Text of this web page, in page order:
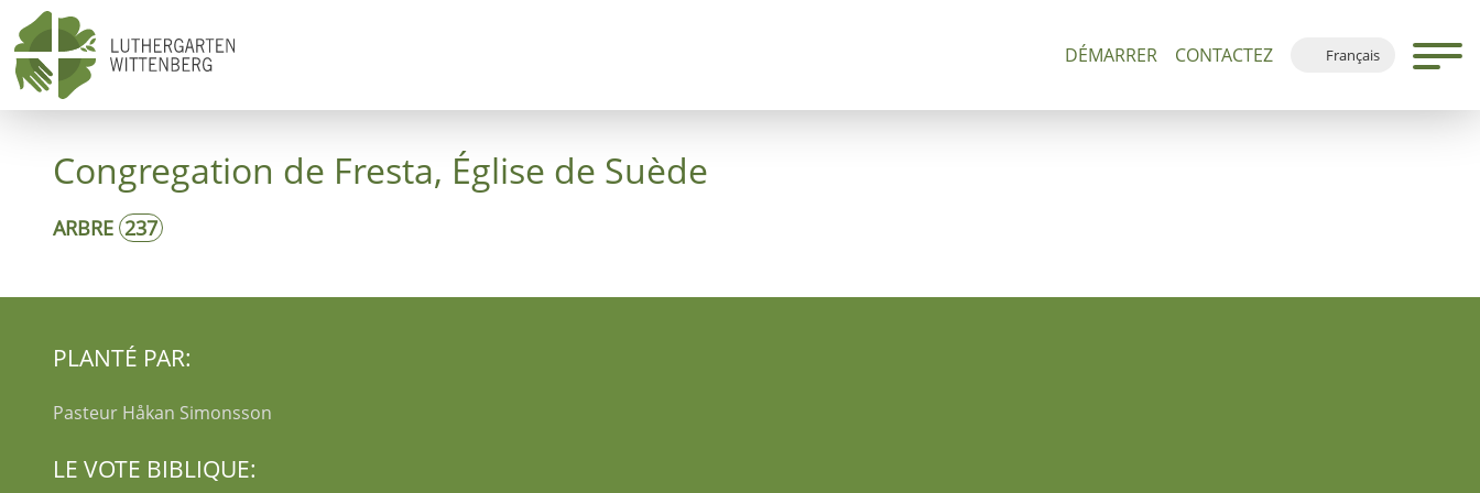
DÉMARRER CONTACTEZ
Français
Plan du Site
Congregation de Fresta, Église de Suède
ARBRE 237
PLANTÉ PAR:
Pasteur Håkan Simonsson
LE VOTE BIBLIQUE: